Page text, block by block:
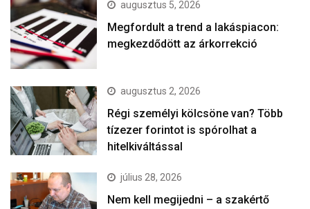
augusztus 5, 2026
Megfordult a trend a lakáspiacon:
megkezdődött az árkorrekció
augusztus 2, 2026
Régi személyi kölcsöne van? Több
tízezer forintot is spórolhat a
hitelkiváltással
július 28, 2026
Nem kell megijedni – a szakértő